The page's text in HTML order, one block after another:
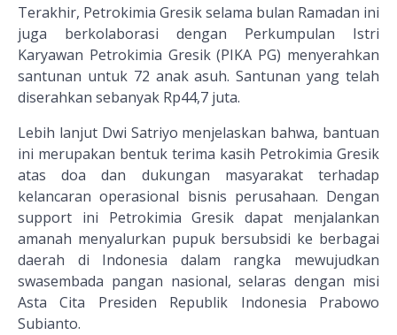
Terakhir, Petrokimia Gresik selama bulan Ramadan ini
juga berkolaborasi dengan Perkumpulan Istri
Karyawan Petrokimia Gresik (PIKA PG) menyerahkan
santunan untuk 72 anak asuh. Santunan yang telah
diserahkan sebanyak Rp44,7 juta.
Lebih lanjut Dwi Satriyo menjelaskan bahwa, bantuan
ini merupakan bentuk terima kasih Petrokimia Gresik
atas doa dan dukungan masyarakat terhadap
kelancaran operasional bisnis perusahaan. Dengan
support ini Petrokimia Gresik dapat menjalankan
amanah menyalurkan pupuk bersubsidi ke berbagai
daerah di Indonesia dalam rangka mewujudkan
swasembada pangan nasional, selaras dengan misi
Asta Cita Presiden Republik Indonesia Prabowo
Subianto.